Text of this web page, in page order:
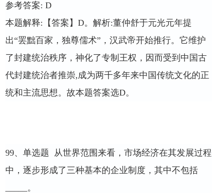
参考答案: D
本题解释: 【答案】D。解析:董仲舒于元光元年提
出“罢黜百家，独尊儒术”，汉武帝开始推行。它维护
了封建统治秩序，神化了专制王权，因而受到中国古
代封建统治者推崇,成为两千多年来中国传统文化的正
统和主流思想。故本题答案选D。
99、单选题 从世界范围来看，市场经济在其发展过程
中，逐步形成了三种基本的企业制度，其中不包括
。